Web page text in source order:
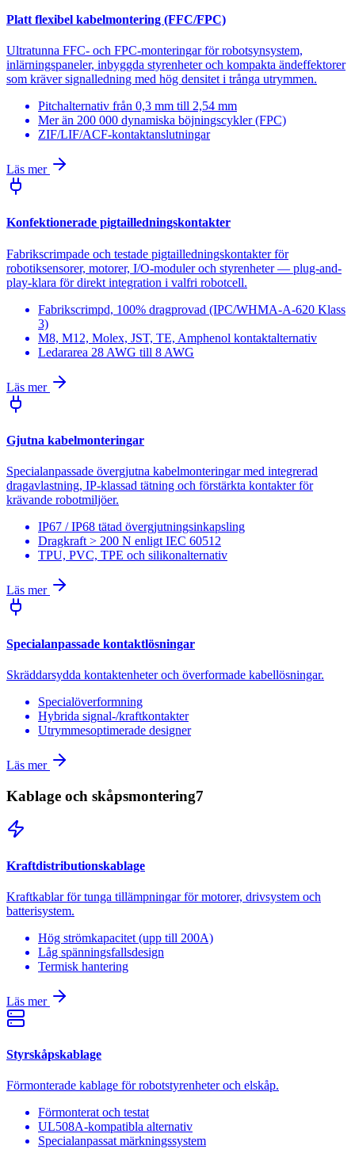
Platt flexibel kabelmontering (FFC/FPC)
Ultratunna FFC- och FPC-monteringar för robotsynsystem,
inlärningspaneler, inbyggda styrenheter och kompakta ändeffektorer
som kräver signalledning med hög densitet i trånga utrymmen.
Pitchalternativ från 0,3 mm till 2,54 mm
Mer än 200 000 dynamiska böjningscykler (FPC)
ZIF/LIF/ACF-kontaktanslutningar
Läs mer
Konfektionerade pigtailledningskontakter
Fabrikscrimpade och testade pigtailledningskontakter för
robotiksensorer, motorer, I/O-moduler och styrenheter — plug-and-
play-klara för direkt integration i valfri robotcell.
Fabrikscrimpd, 100% dragprovad (IPC/WHMA-A-620 Klass
3)
M8, M12, Molex, JST, TE, Amphenol kontaktalternativ
Ledararea 28 AWG till 8 AWG
Läs mer
Gjutna kabelmonteringar
Specialanpassade övergjutna kabelmonteringar med integrerad
dragavlastning, IP-klassad tätning och förstärkta kontakter för
krävande robotmiljöer.
IP67 / IP68 tätad övergjutningsinkapsling
Dragkraft > 200 N enligt IEC 60512
TPU, PVC, TPE och silikonalternativ
Läs mer
Specialanpassade kontaktlösningar
Skräddarsydda kontaktenheter och överformade kabellösningar.
Specialöverformning
Hybrida signal-/kraftkontakter
Utrymmesoptimerade designer
Läs mer
Kablage och skåpsmontering7
Kraftdistributionskablage
Kraftkablar för tunga tillämpningar för motorer, drivsystem och
batterisystem.
Hög strömkapacitet (upp till 200A)
Låg spänningsfallsdesign
Termisk hantering
Läs mer
Styrskåpskablage
Förmonterade kablage för robotstyrenheter och elskåp.
Förmonterat och testat
UL508A-kompatibla alternativ
Specialanpassat märkningssystem